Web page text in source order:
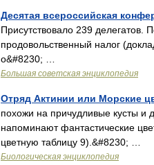
Десятая всероссийская
Присутствовало 239 делегатов.
продовольственный налог
о&#8230; …
Большая советская энциклопедия
Отряд Актинии или Морские
похожи на причудливые кусты и
напоминают фантастические
цветную таблицу 9).&#8230; …
Биологическая энциклопедия